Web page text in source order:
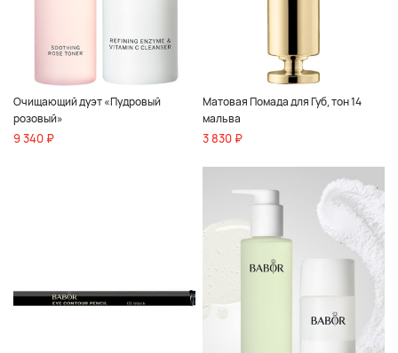
Очищающий дуэт «Пудровый
розовый»
9 340 ₽
Матовая Помада для Губ, тон 14
мальва
3 830 ₽